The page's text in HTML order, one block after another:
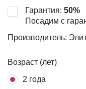
Гарантия: 50%
Посадим с
Производитель:
Возраст (лет)
2 года